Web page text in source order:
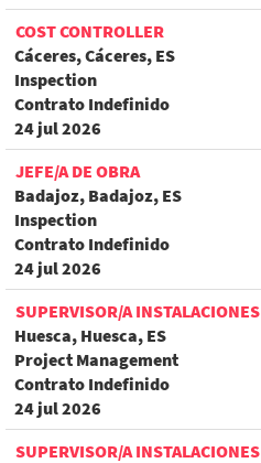
COST CONTROLLER
Cáceres, Cáceres, ES
Inspection
Contrato Indefinido
24 jul 2026
JEFE/A DE OBRA
Badajoz, Badajoz, ES
Inspection
Contrato Indefinido
24 jul 2026
SUPERVISOR/A INSTALACIONES
Huesca, Huesca, ES
Project Management
Contrato Indefinido
24 jul 2026
SUPERVISOR/A INSTALACIONES